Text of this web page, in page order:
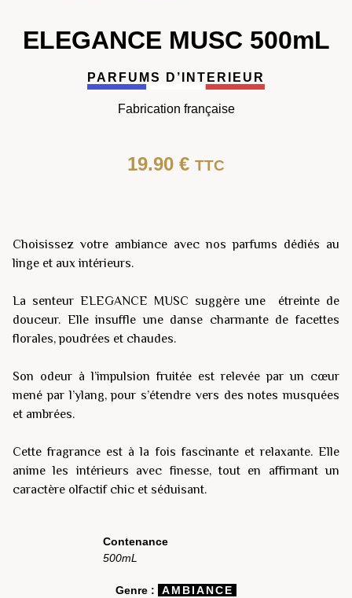
ELEGANCE MUSC 500mL
PARFUMS D’INTERIEUR
Fabrication française
19.90 € TTC
Choisissez votre ambiance avec nos parfums dédiés au
linge et aux intérieurs.
La senteur ELEGANCE MUSC suggère une étreinte de
douceur. Elle insuffle une danse charmante de facettes
florales, poudrées et chaudes.
Son odeur à l’impulsion fruitée est relevée par un cœur
mené par l’ylang, pour s’étendre vers des notes musquées
et ambrées.
Cette fragrance est à la fois fascinante et relaxante. Elle
anime les intérieurs avec finesse, tout en affirmant un
caractère olfactif chic et séduisant.
Contenance
500mL
Genre : AMBIANCE